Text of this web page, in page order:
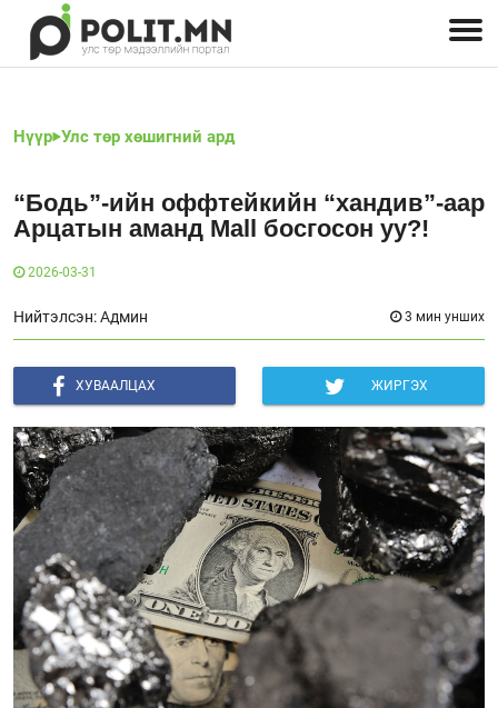
Нүүр Улс төр хөшигний ард
“Бодь”-ийн оффтейкийн “хандив”-аар
Арцатын аманд Mall босгосон уу?!
2026-03-31
Нийтэлсэн: Админ 3 мин унших
ХУВААЛЦАХ ЖИРГЭХ